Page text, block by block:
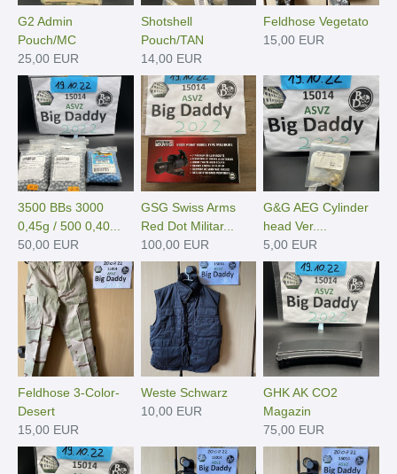
G2 Admin
Pouch/MC
25,00 EUR
Shotshell
Pouch/TAN
14,00 EUR
Feldhose Vegetato
15,00 EUR
3500 BBs 3000
0,45g / 500 0,40...
50,00 EUR
GSG Swiss Arms
Red Dot Militar...
100,00 EUR
G&G AEG Cylinder
head Ver....
5,00 EUR
Feldhose 3-Color-
Desert
15,00 EUR
Weste Schwarz
10,00 EUR
GHK AK CO2
Magazin
75,00 EUR